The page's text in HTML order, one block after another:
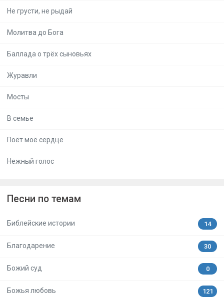
Не грусти, не рыдай
Молитва до Бога
Баллада о трёх сыновьях
Журавли
Мосты
В семье
Поёт моё сердце
Нежный голос
Песни по темам
Библейские истории 14
Благодарение 30
Божий суд 0
Божья любовь 121